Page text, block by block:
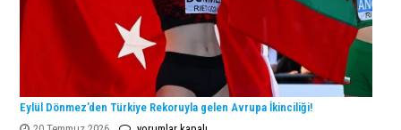
Eylül Dönmez’den Türkiye Rekoruyla gelen Avrupa İkinciliği!